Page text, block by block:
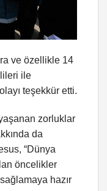
ve özellikle 14
ile
teşekkür etti.
zorluklar
da
“Dünya
öncelikler
hazır